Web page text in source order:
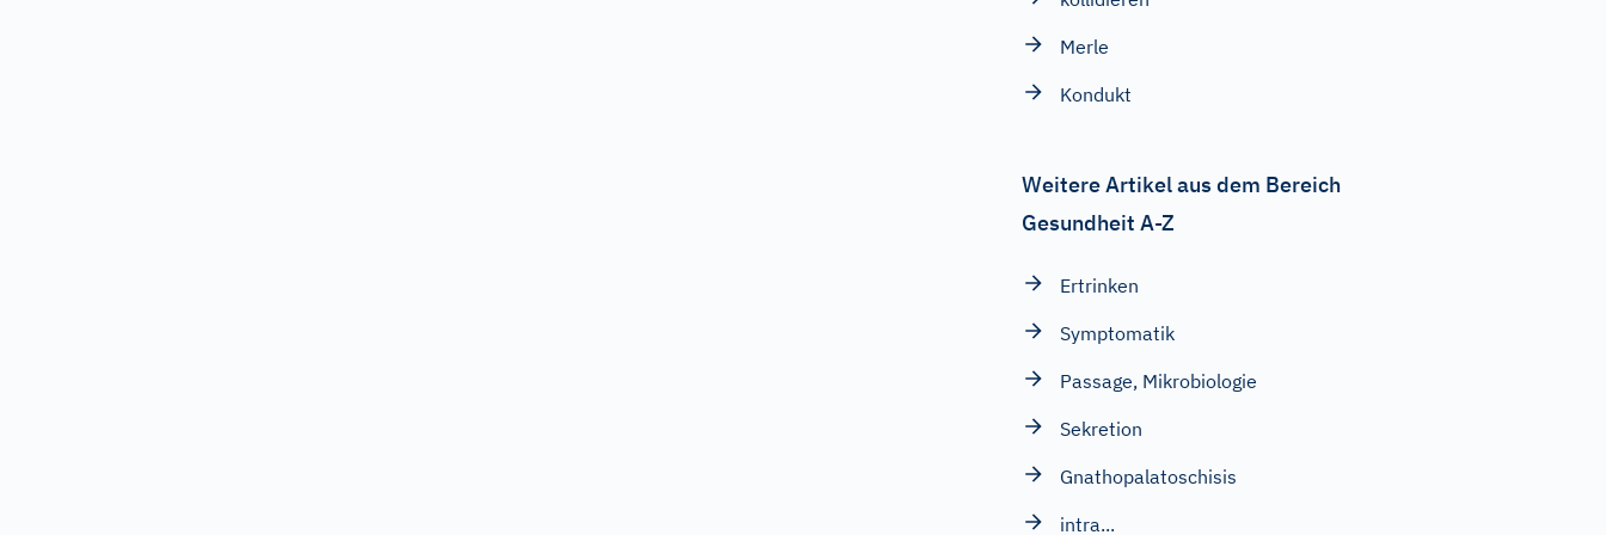
Merle
Kondukt
Weitere Artikel aus dem Bereich
Gesundheit A-Z
Ertrinken
Symptomatik
Passage, Mikrobiologie
Sekretion
Gnathopalatoschisis
intra...